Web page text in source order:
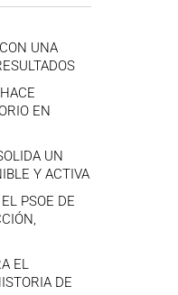
UNA
EN
UN
Y ACTIVA
PSOE DE
EL
DE